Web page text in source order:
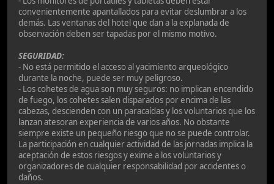
convenientemente apantallados para evitar deslumbrar a los
demás. Las ventanas del hotel que dan a la explanada de
observación deben ser tapadas por el mismo motivo.
SEGURIDAD:
- No está permitido el acceso al yacimiento arqueológico
durante la noche, puede ser muy peligroso.
- Los cohetes de agua son muy seguros: no implican encendido
de fuego, los cohetes salen disparados por encima de las
cabezas, descienden con un paracaídas y los voluntarios que los
lanzan atesoran experiencia de varios años. No obstante
siempre existe un pequeño riesgo que no se puede controlar.
La participación en cualquier actividad de las jornadas implica la
aceptación de estos riesgos y exime a los voluntarios y
organizadores de cualquier responsabilidad por accidentes o
daños.